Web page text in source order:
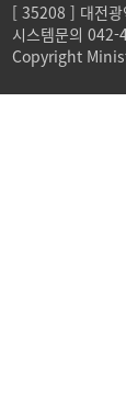
[ 35208 ] 대전광
시스템문의
Copyright